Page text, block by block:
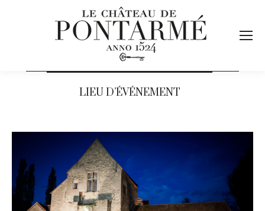
LIEU D’ÉVÉNEMENT